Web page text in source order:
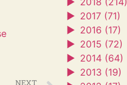
NEXT
► 2017 (71)
► 2016 (17)
► 2015 (72)
► 2014 (64)
► 2013 (19)